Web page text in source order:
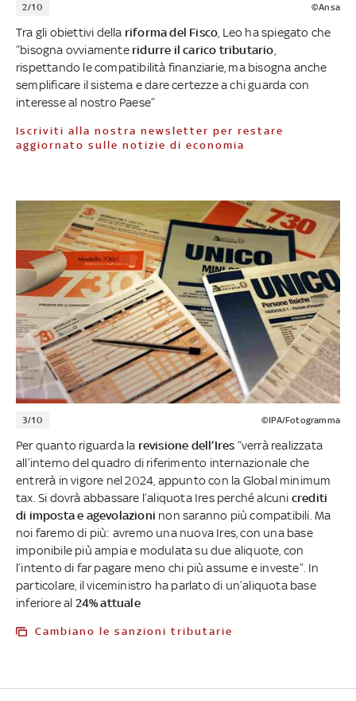
2/10 ©Ansa
Tra gli obiettivi della riforma del Fisco , Leo ha spiegato che
“bisogna ovviamente ridurre il carico tributario
rispettando le compatibilità finanziarie, ma bisogna anche
semplificare il sistema e dare certezze a chi guarda con
interesse al nostro Paese”
Iscriviti alla nostra newsletter per restare
aggiornato sulle notizie di economia
3/10 ©IPA/Fotogramma
Per quanto riguarda la revisione dell’Ires “verrà realizzata
all’interno del quadro di riferimento internazionale che
entrerà in vigore nel 2024, appunto con la Global minimum
tax. Si dovrà abbassare l’aliquota Ires perché alcuni crediti
di imposta e agevolazioni non saranno più compatibili. Ma
noi faremo di più: avremo una nuova Ires, con una base
imponibile più ampia e modulata su due aliquote, con
l’intento di far pagare meno chi più assume e investe”. In
particolare, il viceministro ha parlato di un’aliquota base
inferiore al 24% attuale
Cambiano le sanzioni tributarie